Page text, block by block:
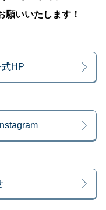
願いいたします！
HP